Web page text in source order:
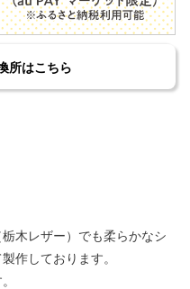
所はこちら
木レザー）でも柔らかなシ
作しております。